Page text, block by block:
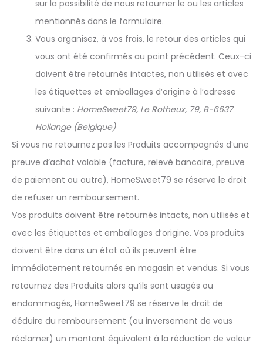
sur la possibilité de nous retourner le ou les articles
mentionnés dans le formulaire.
Vous organisez, à vos frais, le retour des articles qui
vous ont été confirmés au point précédent. Ceux-ci
doivent être retournés intactes, non utilisés et avec
les étiquettes et emballages d’origine à l’adresse
suivante : HomeSweet79, Le Rotheux, 79, B-6637
Hollange (Belgique)
Si vous ne retournez pas les Produits accompagnés d’une
preuve d’achat valable (facture, relevé bancaire, preuve
de paiement ou autre), HomeSweet79 se réserve le droit
de refuser un remboursement.
Vos produits doivent être retournés intacts, non utilisés et
avec les étiquettes et emballages d’origine. Vos produits
doivent être dans un état où ils peuvent être
immédiatement retournés en magasin et vendus. Si vous
retournez des Produits alors qu’ils sont usagés ou
endommagés, HomeSweet79 se réserve le droit de
déduire du remboursement (ou inversement de vous
réclamer) un montant équivalent à la réduction de valeur